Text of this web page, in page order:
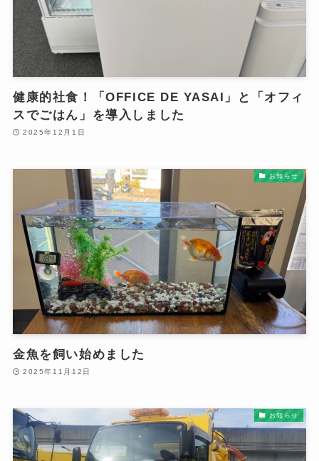
健康的社食！「OFFICE DE YASAI」と「オフィ
スでごはん」を導入しました
2025年12月1日
お知らせ
金魚を飼い始めました
2025年11月12日
お知らせ